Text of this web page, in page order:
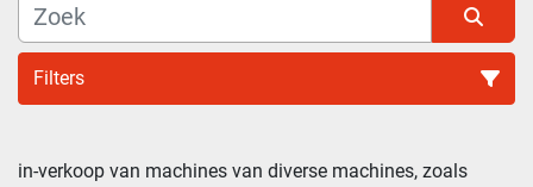
Filters
in-verkoop van machines van diverse machines, zoals